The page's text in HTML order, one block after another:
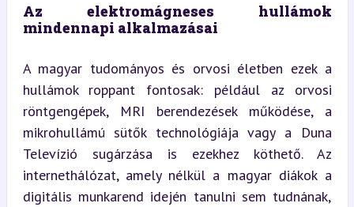
Az elektromágneses hullámok
mindennapi alkalmazásai
A magyar tudományos és orvosi életben ezek a
hullámok roppant fontosak: például az orvosi
röntgengépek, MRI berendezések működése, a
mikrohullámú sütők technológiája vagy a Duna
Televízió sugárzása is ezekhez köthető. Az
internethálózat, amely nélkül a magyar diákok a
digitális munkarend idején tanulni sem tudnának,